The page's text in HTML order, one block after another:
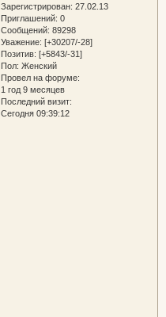
Зарегистрирован: 27.02.13
Приглашений: 0
Сообщений: 89298
Уважение: [+30207/-28]
Позитив: [+5843/-31]
Пол: Женский
Провел на форуме:
1 год 9 месяцев
Последний визит:
Сегодня 09:39:12